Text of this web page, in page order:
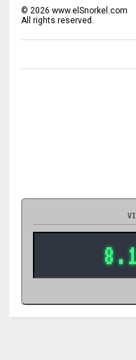
© 2026 www.elSnorkel.com
All rights reserved.